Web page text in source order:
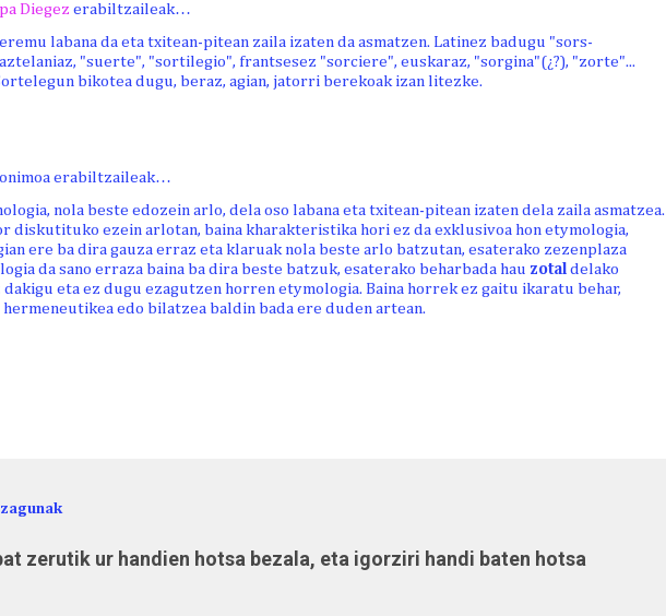
Diegez erabiltzaileak…
labana da eta txitean-pitean zaila izaten da asmatzen. Latinez badugu "sors-
"suerte", "sortilegio", frantsesez "sorciere", euskaraz, "sorgina"(¿?), "zorte"...
bikotea dugu, beraz, agian, jatorri berekoak izan litezke.
erabiltzaileak…
nola beste edozein arlo, dela oso labana eta txitean-pitean izaten dela zaila asmatzea.
diskutituko ezein arlotan, baina kharakteristika hori ez da exklusivoa hon etymologia,
ere ba dira gauza erraz eta klaruak nola beste arlo batzutan, esaterako zezenplaza
da sano erraza baina ba dira beste batzuk, esaterako beharbada hau zotal delako
dakigu eta ez dugu ezagutzen horren etymologia. Baina horrek ez gaitu ikaratu behar,
edo bilatzea baldin bada ere duden artean.
zerutik ur handien hotsa bezala, eta igorziri handi baten hotsa